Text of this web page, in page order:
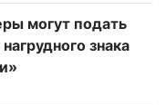
могут подать
знака